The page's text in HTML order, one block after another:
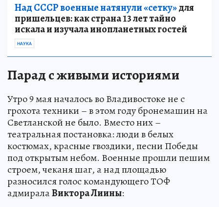
Над СССР военные натянули «сетку»для
пришельцев: как страна 13 лет тайно
искала и изучала инопланетных гостей
НАУКА
Парад с живыми историями
Утро 9 мая началось во Владивостоке не с
грохота техники – в этом году бронемашин на
Светланской не было. Вместо них –
театральная постановка: люди в белых
костюмах, красные гвоздики, песни Победы
под открытым небом. Военные прошли пешим
строем, чеканя шаг, а над площадью
разносился голос командующего ТОФ
адмиралаВиктора Лиины: